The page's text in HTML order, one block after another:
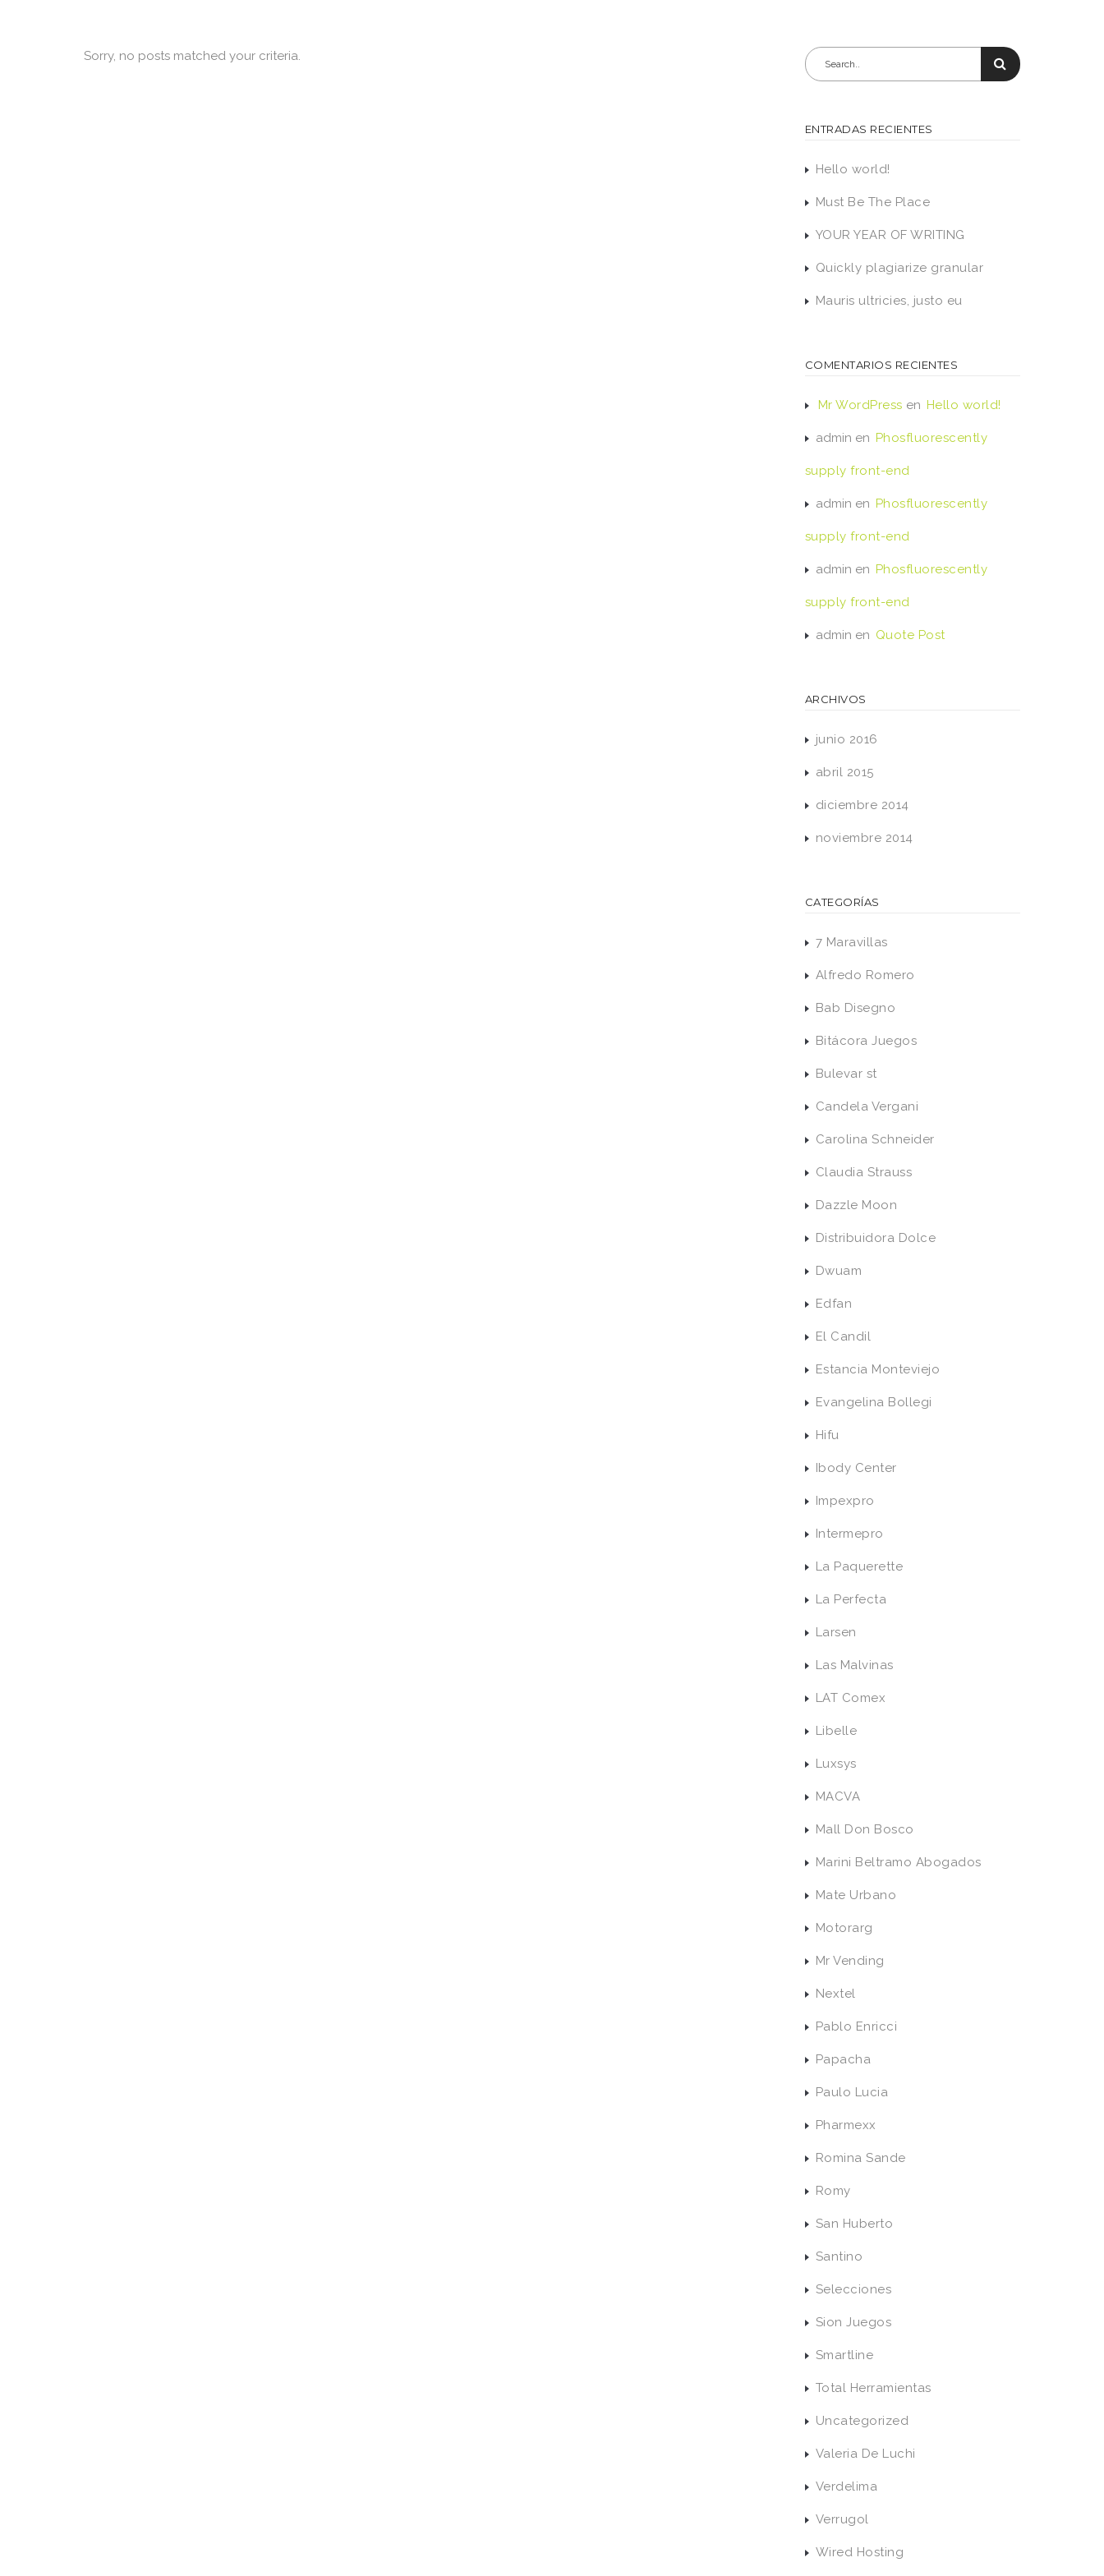
Sorry, no posts matched your criteria.
ENTRADAS RECIENTES
Hello world!
Must Be The Place
YOUR YEAR OF WRITING
Quickly plagiarize granular
Mauris ultricies, justo eu
COMENTARIOS RECIENTES
Mr WordPress en Hello world!
admin en Phosfluorescently
supply front-end
admin en Phosfluorescently
supply front-end
admin en Phosfluorescently
supply front-end
admin en Quote Post
ARCHIVOS
junio 2016
abril 2015
diciembre 2014
noviembre 2014
CATEGORÍAS
7 Maravillas
Alfredo Romero
Bab Disegno
Bitácora Juegos
Bulevar st
Candela Vergani
Carolina Schneider
Claudia Strauss
Dazzle Moon
Distribuidora Dolce
Dwuam
Edfan
El Candil
Estancia Monteviejo
Evangelina Bollegi
Hifu
Ibody Center
Impexpro
Intermepro
La Paquerette
La Perfecta
Larsen
Las Malvinas
LAT Comex
Libelle
Luxsys
MACVA
Mall Don Bosco
Marini Beltramo Abogados
Mate Urbano
Motorarg
Mr Vending
Nextel
Pablo Enricci
Papacha
Paulo Lucia
Pharmexx
Romina Sande
Romy
San Huberto
Santino
Selecciones
Sion Juegos
Smartline
Total Herramientas
Uncategorized
Valeria De Luchi
Verdelima
Verrugol
Wired Hosting